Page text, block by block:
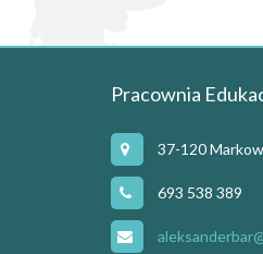
Pracownia
37-120
693 538 389